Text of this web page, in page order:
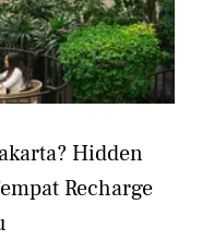
Hidden
Recharge